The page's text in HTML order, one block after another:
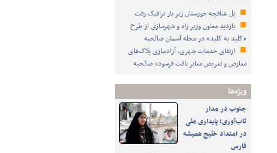
پل عنافچه خوزستان زیر بار ترافیک رفت
بازدید معاون وزیر راه و شهرسازی از طرح
«کلید به کلید» در محله آسمان صالحیه
ارتقای خدمات شهری، آزادسازی پلاک‌های
معارض و تعریض معابر بافت فرسوده صالحیه
ویژه‌ها
جنوب در مدار
تاب‌آوری؛ پایداری ملی
در امتداد خلیج همیشه
فارس